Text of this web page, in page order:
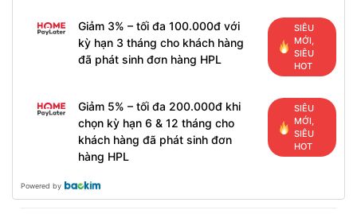
Giảm 3% – tối đa 100.000đ với
kỳ hạn 3 tháng cho khách hàng
đã phát sinh đơn hàng HPL
SIÊU
MỚI,
SIÊU
HOT
Giảm 5% – tối đa 200.000đ khi
chọn kỳ hạn 6 & 12 tháng cho
khách hàng đã phát sinh đơn
hàng HPL
SIÊU
MỚI,
SIÊU
HOT
Powered by